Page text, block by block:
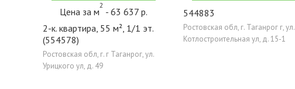
Цена за м
2
- 63 637 р.
2-к. квартира, 55 м², 1/1 эт.
(554578)
Ростовская обл, г. г Таганрог, ул.
Урицкого ул, д. 49
544883
Ростовская обл, г. Таганрог г, ул.
Котлостроительная ул, д. 15-1